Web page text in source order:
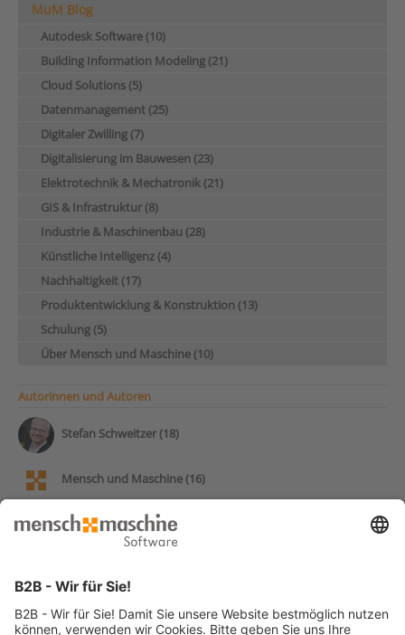
MuM Blog
Autodesk Software (10)
Building Information Modeling (21)
Cloud Solutions (5)
Datenmanagement (25)
Digitaler Zwilling (7)
Digitalisierung im Bauwesen (23)
Elektrotechnik & Mechatronik (21)
GIS & Infrastruktur (8)
Industrie & Maschinenbau (28)
Künstliche Intelligenz (4)
Nachhaltigkeit (17)
Produktentwicklung & Konstruktion (13)
Schulung (5)
Über Mensch und Maschine (10)
Autorinnen und Autoren
Stefan Schweitzer (18)
Mensch und Maschine (16)
Andy Pohl (14)
Patrick Stumpf (12)